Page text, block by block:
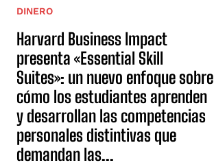
DINERO
Harvard Business Impact
presenta «Essential Skill
Suites»: un nuevo enfoque sobre
cómo los estudiantes aprenden
y desarrollan las competencias
personales distintivas que
demandan las...